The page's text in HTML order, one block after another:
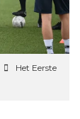
Het Eerste